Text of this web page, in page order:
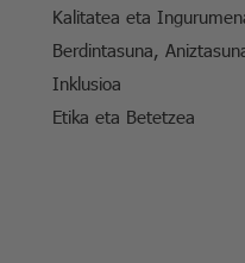
Kalitatea eta
Berdintasuna,
Inklusioa
Etika eta Betetzea